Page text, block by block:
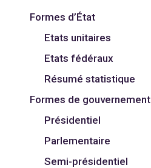
Formes d’État
Etats unitaires
Etats fédéraux
Résumé statistique
Formes de gouvernement
Présidentiel
Parlementaire
Semi-présidentiel